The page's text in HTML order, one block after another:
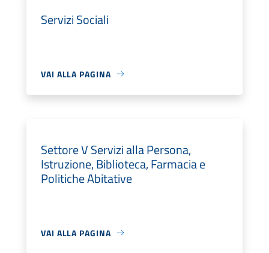
Servizi Sociali
VAI ALLA PAGINA
Settore V Servizi alla Persona,
Istruzione, Biblioteca, Farmacia e
Politiche Abitative
VAI ALLA PAGINA